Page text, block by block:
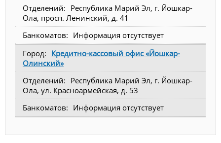
Республика Марий Эл, г. Йошкар-
Ола, просп. Ленинский, д. 41
Информация отсутствует
Кредитно-кассовый офис «Йошкар-
Олинский»
Республика Марий Эл, г. Йошкар-
Ола, ул. Красноармейская, д. 53
Информация отсутствует